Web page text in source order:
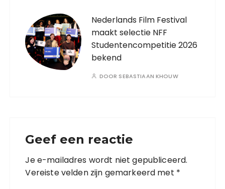
Nederlands Film Festival
maakt selectie NFF
Studentencompetitie 2026
bekend
DOOR SEBASTIAAN KHOUW
Geef een reactie
Je e-mailadres wordt niet gepubliceerd.
Vereiste velden zijn gemarkeerd met *